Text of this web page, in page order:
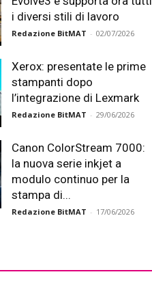
i diversi stili di lavoro
Redazione BitMAT - 02/07/2026
Xerox: presentate le prime
stampanti dopo
l’integrazione di Lexmark
Redazione BitMAT - 29/06/2026
Canon ColorStream 7000:
la nuova serie inkjet a
modulo continuo per la
stampa di...
Redazione BitMAT - 17/06/2026